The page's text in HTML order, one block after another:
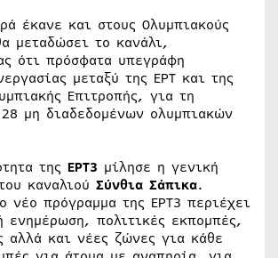
έκανε και στους Ολυμπιακούς
μεταδώσει το κανάλι,
ότι πρόσφατα υπεγράφη
μεταξύ της ΕΡΤ και της
Επιτροπής, για τη
μη διαδεδομένων ολυμπιακών
της ΕΡΤ3 μίλησε η γενική
καναλιού Σύνθια Σάπικα.
νέο πρόγραμμα της ΕΡΤ3 περιέχει
ενημέρωση, πολιτικές εκπομπές,
αλλά και νέες ζώνες για κάθε